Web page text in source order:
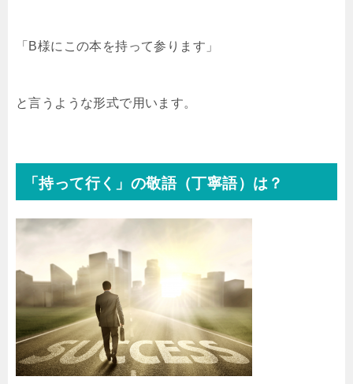
「B様にこの本を持って参ります」
と言うような形式で用います。
「持って行く」の敬語（丁寧語）は？